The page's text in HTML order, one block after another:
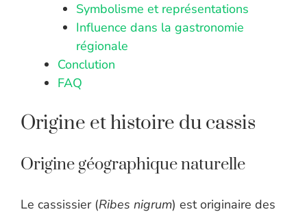
Symbolisme et représentations
Influence dans la gastronomie
régionale
Conclution
FAQ
Origine et histoire du cassis
Origine géographique naturelle
Le cassissier (Ribes nigrum) est originaire des